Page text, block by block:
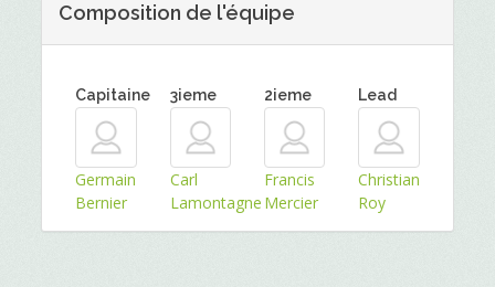
Composition de l'équipe
Capitaine
Germain
Bernier
3ieme
Carl
Lamontagne
2ieme
Francis
Mercier
Lead
Christian
Roy